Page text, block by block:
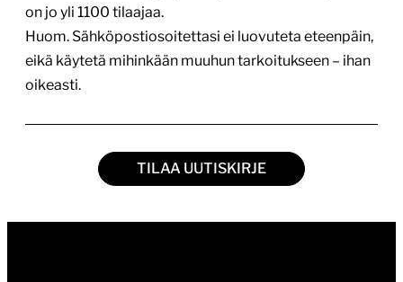
on jo yli 1100 tilaajaa.
Huom. Sähköpostiosoitettasi ei luovuteta eteenpäin,
eikä käytetä mihinkään muuhun tarkoitukseen – ihan
oikeasti.
TILAA UUTISKIRJE